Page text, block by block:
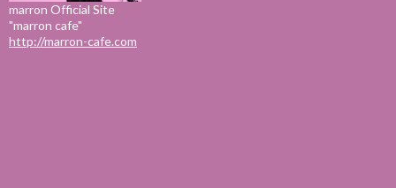
marron Official Site
"marron cafe"
http://marron-cafe.com